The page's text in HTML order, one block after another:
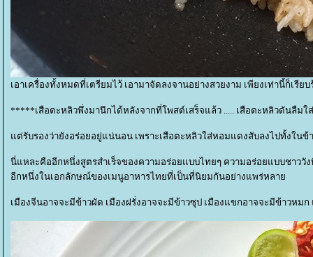
เอาเครื่องทั้งหมดที่เตรียมไว้ เอามาจัดลงจานอย่างสวยงาม เพียงเท่านี้ก็เรี
*****เสือตะหลิวพึ่งมานึกได้หลังจากที่โพสต์เสร็จแล้ว ..... เสือตะหลิวดันลืม
ต่รับรองว่ายังอร่อยอยู่แน่นอน เพราะเสือตะหลิวใส่หอมแดงสับลงไปทั้งใน
นี่แหละคืออีกหนึ่งสูตรสำเร็จของความอร่อยแบบไทยๆ ความอร่อยแบบชาว
อีกหนึ่งในเอกลักษณ์ของเมนูอาหารไทยที่เป็นที่นิยมกันอย่างแพร่หลา
เมืองจีนอาจจะมีข้าวผัด เมืองฝรั่งอาจจะมีข้าวซุป เมืองแขกอาจจะมีข้าวหม